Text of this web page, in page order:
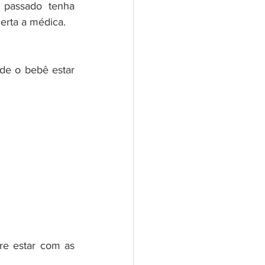
tenha
a médica.
o bebê estar
estar com as